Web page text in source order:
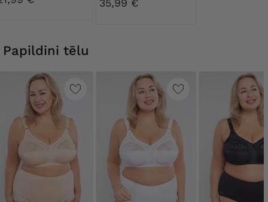
35,99 €
Papildini tēlu